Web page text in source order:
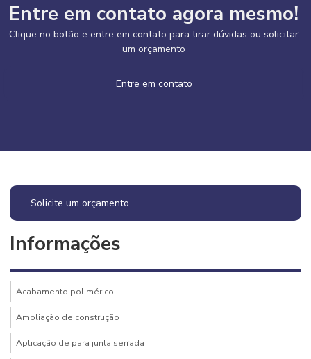
Entre em contato agora mesmo!
Clique no botão e entre em contato para tirar dúvidas ou solicitar
um orçamento
Entre em contato
Solicite um orçamento
Informações
Acabamento polimérico
Ampliação de construção
Aplicação de para junta serrada